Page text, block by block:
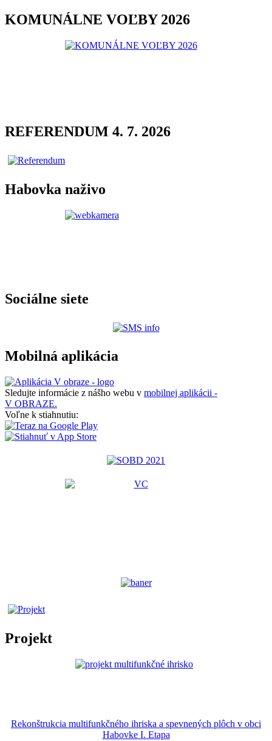
KOMUNÁLNE VOĽBY 2026
REFERENDUM 4. 7. 2026
Habovka naživo
Sociálne siete
Mobilná aplikácia
Sledujte informácie z nášho webu v mobilnej aplikácii -
V OBRAZE.
Voľne k stiahnutiu:
Projekt
Rekonštrukcia multifunkčného ihriska a spevnených plôch v obci
Habovke I. Etapa